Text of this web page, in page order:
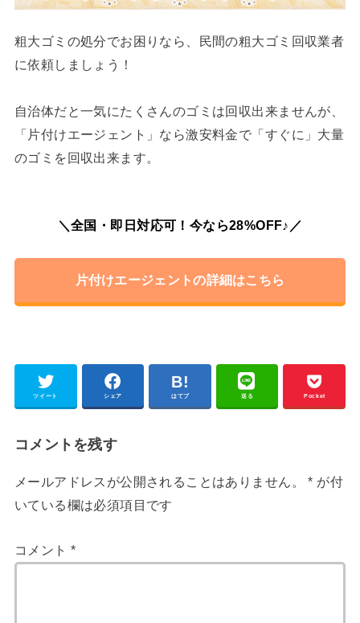
粗大ゴミの処分でお困りなら、民間の粗大ゴミ回収業者
に依頼しましょう！
自治体だと一気にたくさんのゴミは回収出来ませんが、
「片付けエージェント」なら激安料金で「すぐに」大量
のゴミを回収出来ます。
＼全国・即日対応可！今なら28%OFF♪／
片付けエージェントの詳細はこちら
ツイート シェア はてブ 送る Pocket
コメントを残す
メールアドレスが公開されることはありません。 * が付
いている欄は必須項目です
コメント *